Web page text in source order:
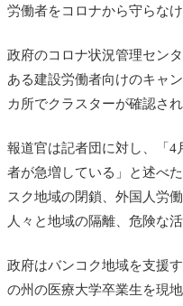
労働者をコロナから守らな
政府のコロナ状況管理セン
ある建設労働者向けのキャ
カ所でクラスターが確認され
報道官は記者団に対し、「4
者が急増している」と述べ
スク地域の閉鎖、外国人労
人々と地域の隔離、危険な
政府はバンコク地域を支援
の州の医療大学卒業生を現